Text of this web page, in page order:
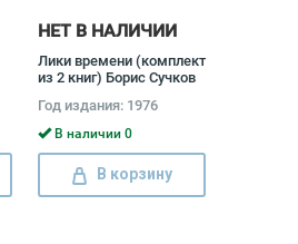
НЕТ В НАЛИЧИИ
Лики времени (комплект
из 2 книг) Борис Сучков
Год издания: 1976
В наличии 0
В корзину